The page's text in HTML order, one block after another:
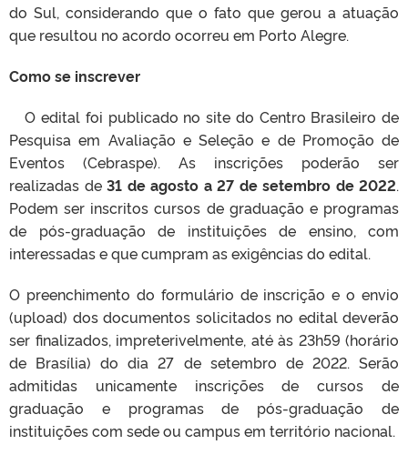
do Sul, considerando que o fato que gerou a atuação
que resultou no acordo ocorreu em Porto Alegre.
Como se inscrever
O edital foi publicado no site do Centro Brasileiro de
Pesquisa em Avaliação e Seleção e de Promoção de
Eventos (Cebraspe). As inscrições poderão ser
realizadas de 31 de agosto a 27 de setembro de 2022.
Podem ser inscritos cursos de graduação e programas
de pós-graduação de instituições de ensino, com
interessadas e que cumpram as exigências do edital.
O preenchimento do formulário de inscrição e o envio
(upload) dos documentos solicitados no edital deverão
ser finalizados, impreterivelmente, até às 23h59 (horário
de Brasília) do dia 27 de setembro de 2022. Serão
admitidas unicamente inscrições de cursos de
graduação e programas de pós-graduação de
instituições com sede ou campus em território nacional.